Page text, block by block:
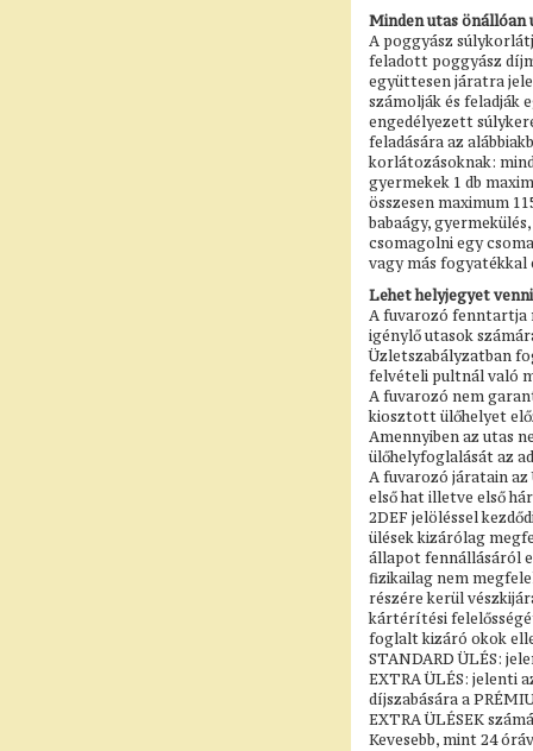
Minden utas önállóan
A poggyász
feladott poggyász
együttesen járatra
számolják és feladják
engedélyezett
feladására az
korlátozásoknak:
gyermekek 1 db
összesen maximum
babaágy,
csomagolni egy
vagy más
Lehet helyjegyet
A fuvarozó fenntartja
igénylő utasok
Üzletszabályzatban
felvételi pultnál való
A fuvarozó nem
kiosztott ülőhelyet
Amennyiben az utas
ülőhelyfoglalását az
A fuvarozó járatain
első hat illetve első
2DEF jelöléssel
ülések kizárólag
állapot fennállásáról
fizikailag nem
részére kerül
kártérítési
foglalt kizáró okok
STANDARD ÜLÉS:
EXTRA ÜLÉS: jelenti
díjszabására a
EXTRA ÜLÉSEK
Kevesebb, mint 24